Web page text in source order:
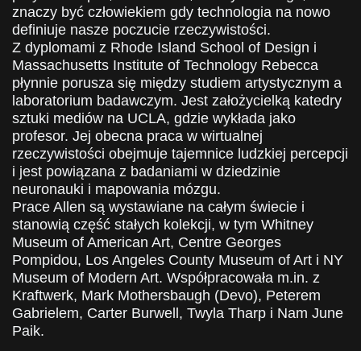
znaczy być człowiekiem gdy technologia na nowo
definiuje nasze poczucie rzeczywistości.
Z dyplomami z Rhode Island School of Design i
Massachusetts Institute of Technology Rebecca
płynnie porusza się między studiem artystycznym a
laboratorium badawczym. Jest założycielką katedry
sztuki mediów na UCLA, gdzie wykłada jako
profesor. Jej obecna praca w wirtualnej
rzeczywistości obejmuje tajemnice ludzkiej percepcji
i jest powiązana z badaniami w dziedzinie
neuronauki i mapowania mózgu.
Prace Allen są wystawiane na całym świecie i
stanowią część stałych kolekcji, w tym Whitney
Museum of American Art, Centre Georges
Pompidou, Los Angeles County Museum of Art i NY
Museum of Modern Art. Współpracowała m.in. z
Kraftwerk, Mark Mothersbaugh (Devo), Peterem
Gabrielem, Carter Burwell, Twyla Tharp i Nam June
Paik.